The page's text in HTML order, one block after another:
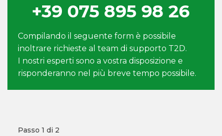
+39 075 895 98 26
Compilando il seguente form è possibile
inoltrare richieste al team di supporto T2D.
I nostri esperti sono a vostra disposizione e
risponderanno nel più breve tempo possibile.
Passo 1 di 2